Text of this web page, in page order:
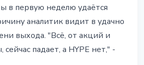
в первую неделю удаётся
аналитик видит в удачно
выхода. "Всё, от акций и
падает, а HYPE нет," -